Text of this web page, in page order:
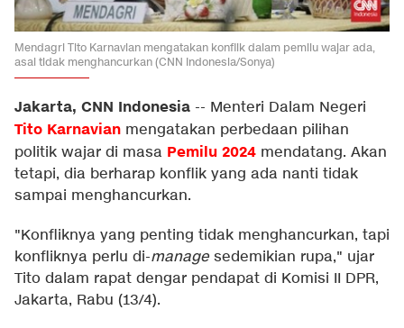
Mendagri Tito Karnavian mengatakan konflik dalam pemilu wajar ada,
asal tidak menghancurkan (CNN Indonesia/Sonya)
Jakarta, CNN Indonesia -- Menteri Dalam Negeri
Tito Karnavian mengatakan perbedaan pilihan
politik wajar di masa Pemilu 2024 mendatang. Akan
tetapi, dia berharap konflik yang ada nanti tidak
sampai menghancurkan.
"Konfliknya yang penting tidak menghancurkan, tapi
konfliknya perlu di-manage sedemikian rupa," ujar
Tito dalam rapat dengar pendapat di Komisi II DPR,
Jakarta, Rabu (13/4).